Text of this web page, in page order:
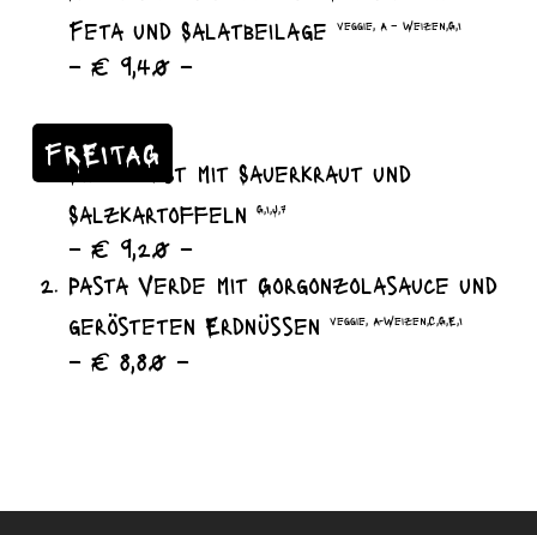
Feta und Salatbeilage
veggie, A – Weizen,G,I
– € 9,40 –
FREITAG
Blutwurst mit Sauerkraut und
Salzkartoffeln
G,I,J,7
– € 9,20 –
Pasta Verde mit Gorgonzolasauce und
gerösteten Erdnüssen
veggie, A-Weizen,C,G,E,I
– € 8,80 –